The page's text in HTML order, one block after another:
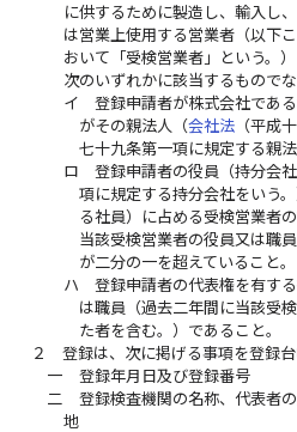
に供するために製造し、輸入し
は営業上使用する営業者（以下
おいて「受検営業者」という。
次のいずれかに該当するものでな
イ
登録申請者が株式会社であ
がその親法人（会社法（平成
七十九条第一項に規定する親
ロ
登録申請者の役員（持分会
項に規定する持分会社をいう
る社員）に占める受検営業者
当該受検営業者の役員又は職
が二分の一を超えていること。
ハ
登録申請者の代表権を有す
は職員（過去二年間に当該受
た者を含む。）であること。
２
登録は、次に掲げる事項を登録台
一
登録年月日及び登録番号
二
登録検査機関の名称、代表者
地